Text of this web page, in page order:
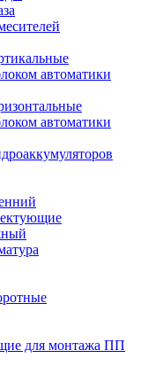
автоматики
автоматики
для монтажа ПП